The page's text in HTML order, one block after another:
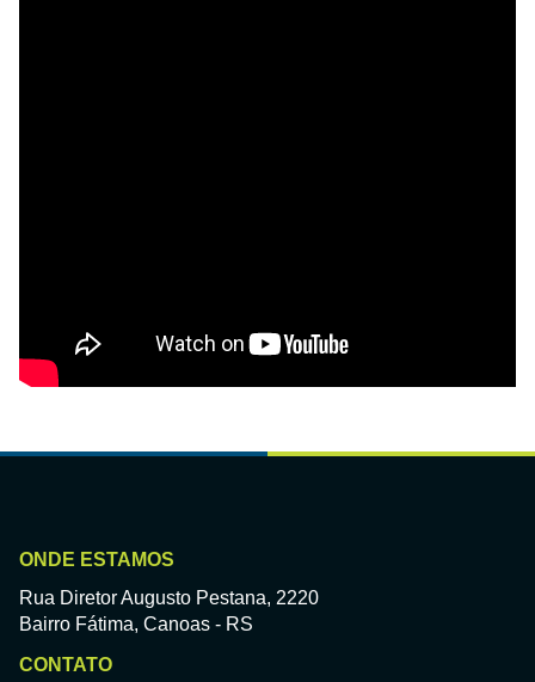
ONDE ESTAMOS
Rua Diretor Augusto Pestana, 2220
Bairro Fátima, Canoas - RS
CONTATO